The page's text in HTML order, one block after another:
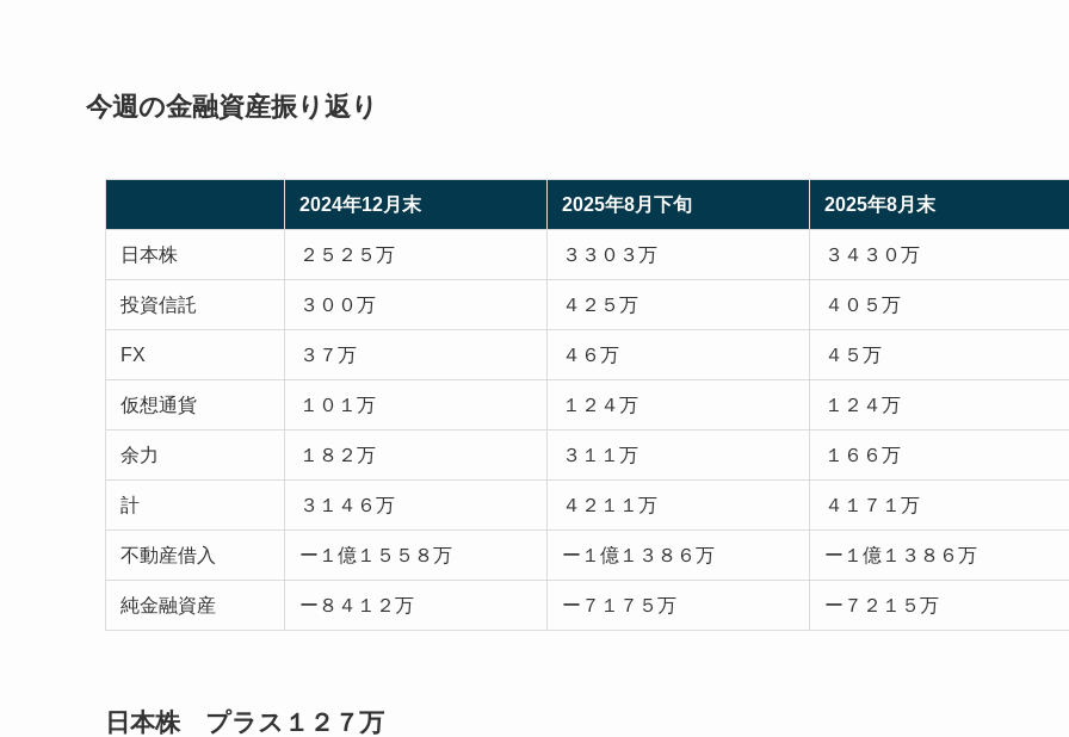
今週の金融資産振り返り
2024年12月末 2025年8月下旬 2025年8月末
日本株 ２５２５万 ３３０３万 ３４３０万
投資信託 ３００万 ４２５万 ４０５万
FX ３７万 ４６万 ４５万
仮想通貨 １０１万 １２４万 １２４万
余力 １８２万 ３１１万 １６６万
計 ３１４６万 ４２１１万 ４１７１万
不動産借入 ー１億１５５８万 ー１億１３８６万 ー１億１３８６万
純金融資産 ー８４１２万 ー７１７５万 ー７２１５万
日本株 プラス１２７万